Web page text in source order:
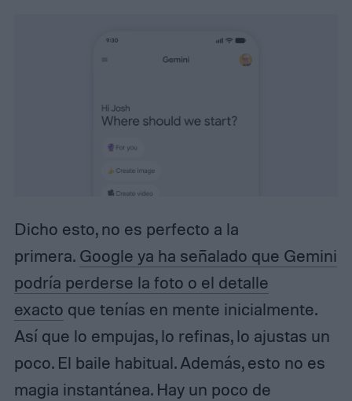
Dicho esto, no es perfecto a la
primera. Google ya ha señalado que Gemini
podría perderse la foto o el detalle
exacto que tenías en mente inicialmente.
Así que lo empujas, lo refinas, lo ajustas un
poco. El baile habitual. Además, esto no es
magia instantánea. Hay un poco de